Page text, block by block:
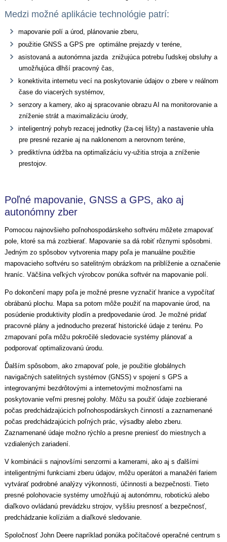
Medzi možné aplikácie technológie patrí:
mapovanie polí a úrod, plánovanie zberu,
použitie GNSS a GPS pre optimálne prejazdy v teréne,
asistovaná a autonómna jazda znižujúca potrebu ľudskej obsluhy a
umožňujúca dlhší pracovný čas,
konektivita internetu vecí na poskytovanie údajov o zbere v reálnom
čase do viacerých systémov,
senzory a kamery, ako aj spracovanie obrazu AI na monitorovanie a
zníženie strát a maximalizáciu úrody,
inteligentný pohyb rezacej jednotky (ža-cej lišty) a nastavenie uhla
pre presné rezanie aj na naklonenom a nerovnom teréne,
prediktívna údržba na optimalizáciu vy-užitia stroja a zníženie
prestojov.
Poľné mapovanie, GNSS a GPS, ako aj
autonómny zber
Pomocou najnovšieho poľnohospodárskeho softvéru môžete zmapovať
pole, ktoré sa má zozbierať. Mapovanie sa dá robiť rôznymi spôsobmi.
Jedným zo spôsobov vytvorenia mapy poľa je manuálne použitie
mapovacieho softvéru so satelitným obrázkom na priblíženie a označenie
hraníc. Väčšina veľkých výrobcov ponúka softvér na mapovanie polí.
Po dokončení mapy poľa je možné presne vyznačiť hranice a vypočítať
obrábanú plochu. Mapa sa potom môže použiť na mapovanie úrod, na
posúdenie produktivity plodín a predpovedanie úrod. Je možné pridať
pracovné plány a jednoducho prezerať historické údaje z terénu. Po
zmapovaní poľa môžu pokročilé sledovacie systémy plánovať a
podporovať optimalizovanú úrodu.
Ďalším spôsobom, ako zmapovať pole, je použitie globálnych
navigačných satelitných systémov (GNSS) v spojení s GPS a
integrovanými bezdrôtovými a internetovými možnosťami na
poskytovanie veľmi presnej polohy. Môžu sa použiť údaje zozbierané
počas predchádzajúcich poľnohospodárskych činností a zaznamenané
počas predchádzajúcich poľných prác, výsadby alebo zberu.
Zaznamenané údaje možno rýchlo a presne preniesť do miestnych a
vzdialených zariadení.
V kombinácii s najnovšími senzormi a kamerami, ako aj s ďalšími
inteligentnými funkciami zberu údajov, môžu operátori a manažéri fariem
vytvárať podrobné analýzy výkonnosti, účinnosti a bezpečnosti. Tieto
presné polohovacie systémy umožňujú aj autonómnu, robotickú alebo
diaľkovo ovládanú prevádzku strojov, vyššiu presnosť a bezpečnosť,
predchádzanie kolíziám a diaľkové sledovanie.
Spoločnosť John Deere napríklad ponúka počítačové operačné centrum s